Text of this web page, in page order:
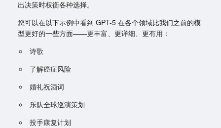
出决策时权衡各种选择。
您可以在以下示例中看到 GPT-5 在各个领域比我们之前的模
型更好的一些方面——更丰富、更详细、更有用：
诗歌
了解癌症风险
婚礼祝酒词
乐队全球巡演策划
投手康复计划